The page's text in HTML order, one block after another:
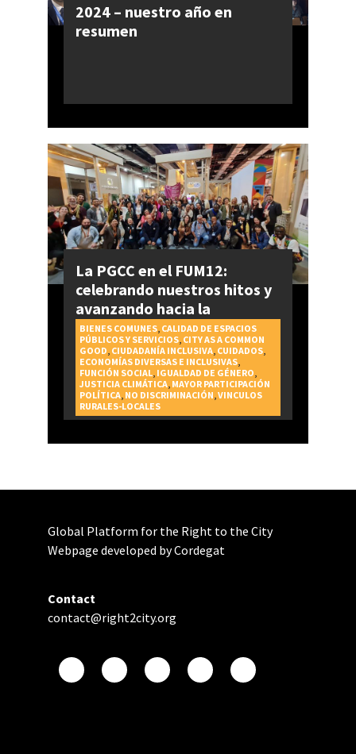
2024 – nuestro año en
resumen
La PGCC en el FUM12:
celebrando nuestros hitos y
avanzando hacia la
realización del Derecho a la
Ciudad
BIENES COMUNES, CALIDAD DE ESPACIOS
PÚBLICOS Y SERVICIOS, CITY AS A COMMON
GOOD, CIUDADANÍA INCLUSIVA, CUIDADOS,
ECONOMÍAS DIVERSAS E INCLUSIVAS,
FUNCIÓN SOCIAL, IGUALDAD DE GÉNERO,
JUSTICIA CLIMÁTICA, MAYOR PARTICIPACIÓN
POLÍTICA, NO DISCRIMINACIÓN,VINCULOS
RURALES-LOCALES
Global Platform for the Right to the City
Webpage developed by Cordegat
Contact
contact@right2city.org